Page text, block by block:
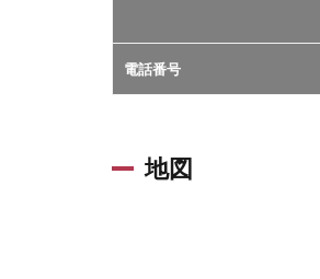
電話番号
地図